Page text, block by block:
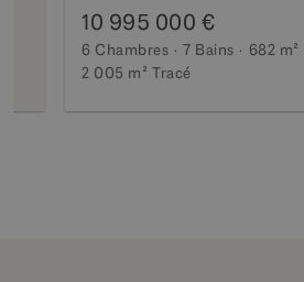
10 995 000 €
6 Chambres 7 Bains 682 m²
2 005 m² Tracé